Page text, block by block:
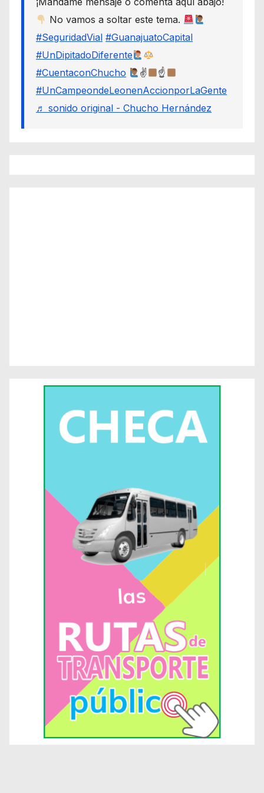
No vamos a soltar este tema.
#SeguridadVial #GuanajuatoCapital
#UnDipitadoDiferente
#CuentaconChucho
✌
☝
#UnCampeondeLeonenAccionporLaGente
♬ sonido original - Chucho Hernández